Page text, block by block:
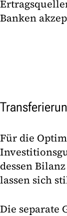
Banken
Für die
dessen
lassen sich
Die separate